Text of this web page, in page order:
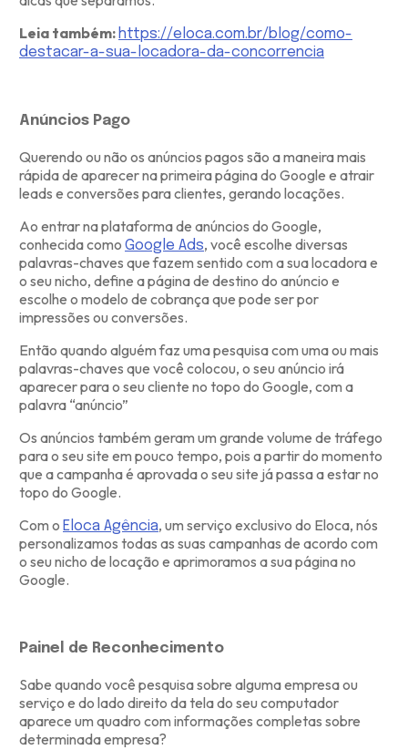
Leia também: https://eloca.com.br/blog/como-
destacar-a-sua-locadora-da-concorrencia
Anúncios Pago
Querendo ou não os anúncios pagos são a maneira mais
rápida de aparecer na primeira página do Google e atrair
leads e conversões para clientes, gerando locações.
Ao entrar na plataforma de anúncios do Google,
conhecida como Google Ads, você escolhe diversas
palavras-chaves que fazem sentido com a sua locadora e
o seu nicho, define a página de destino do anúncio e
escolhe o modelo de cobrança que pode ser por
impressões ou conversões.
Então quando alguém faz uma pesquisa com uma ou mais
palavras-chaves que você colocou, o seu anúncio irá
aparecer para o seu cliente no topo do Google, com a
palavra “anúncio”
Os anúncios também geram um grande volume de tráfego
para o seu site em pouco tempo, pois a partir do momento
que a campanha é aprovada o seu site já passa a estar no
topo do Google.
Com o Eloca Agência, um serviço exclusivo do Eloca, nós
personalizamos todas as suas campanhas de acordo com
o seu nicho de locação e aprimoramos a sua página no
Google.
Painel de Reconhecimento
Sabe quando você pesquisa sobre alguma empresa ou
serviço e do lado direito da tela do seu computador
aparece um quadro com informações completas sobre
determinada empresa?